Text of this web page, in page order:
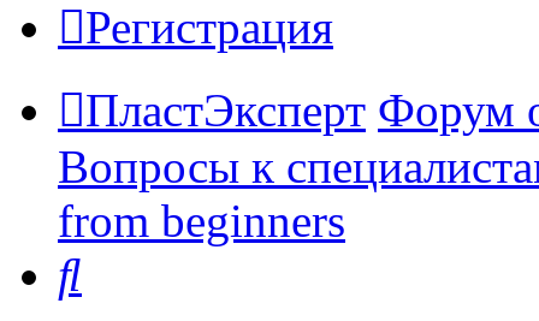
Регистрация
ПластЭксперт Форум
Вопросы к
from beginners